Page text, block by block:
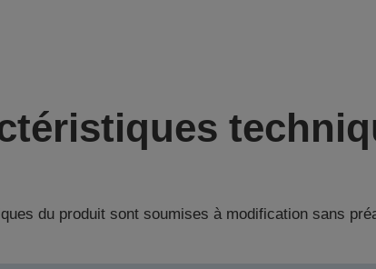
du produit sont soumises à modification sans